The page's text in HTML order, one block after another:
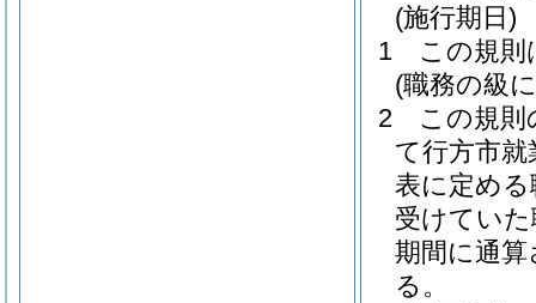
(施行期日)
1
この規則
(職務の級
2
この規則
て行方市就
表に定め
受けてい
期間に通
る。